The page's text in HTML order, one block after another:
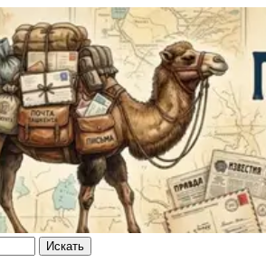
Искать